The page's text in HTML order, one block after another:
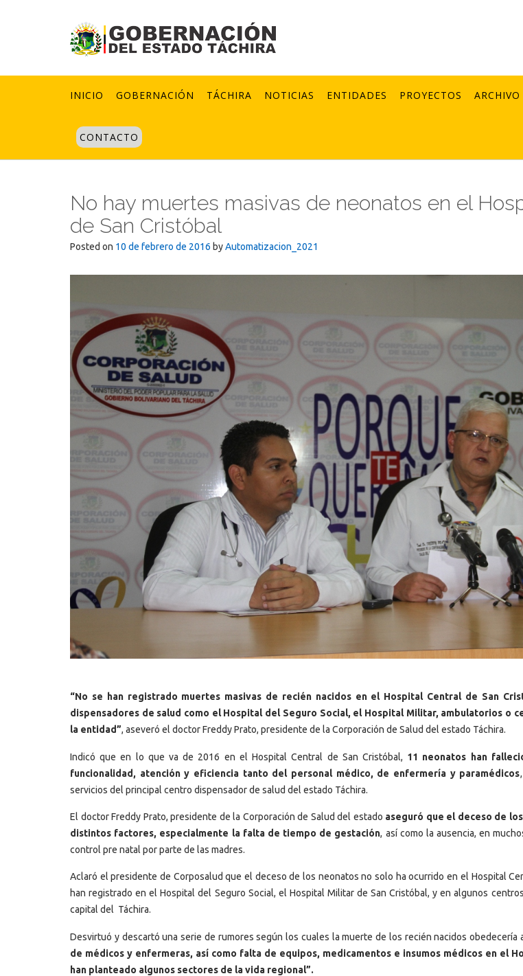
INICIO GOBERNACIÓN TÁCHIRA NOTICIAS ENTIDADES PROYECTOS ARCHIVO
CONTACTO
No hay muertes masivas de neonatos en el
de San Cristóbal
Posted on 10 de febrero de 2016 byAutomatizacion_2021
“No se han registrado muertes masivas de recién nacidos en el Hospital Central de San
dispensadores de salud como el Hospital del Seguro Social, el Hospital Militar, ambulatorios o
la entidad”, aseveró el doctor Freddy Prato, presidente de la Corporación de Salud del estado Táchira.
Indicó que en lo que va de 2016 en el Hospital Central de San Cristóbal, 11 neonatos han
funcionalidad, atención y eficiencia tanto del personal médico, de enfermería y paramédicos
servicios del principal centro dispensador de salud del estado Táchira.
El doctor Freddy Prato, presidente de la Corporación de Salud del estado aseguró que el deceso de
distintos factores, especialmente la falta de tiempo de gestación, así como la ausencia, en
control pre natal por parte de las madres.
Aclaró el presidente de Corposalud que el deceso de los neonatos no solo ha ocurrido en el Hospital
han registrado en el Hospital del Seguro Social, el Hospital Militar de San Cristóbal, y en algunos
capital del Táchira.
Desvirtuó y descartó una serie de rumores según los cuales la muerte de los recién nacidos obedecería
de médicos y enfermeras, así como falta de equipos, medicamentos e insumos médicos en el
han planteado algunos sectores de la vida regional”.